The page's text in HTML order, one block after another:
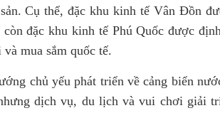
Cụ thể, đặc khu kinh tế Vân Đồn
đặc khu kinh tế Phú Quốc được
mua sắm quốc tế.
chủ yếu phát triển về cảng biển
dịch vụ, du lịch và vui chơi giải